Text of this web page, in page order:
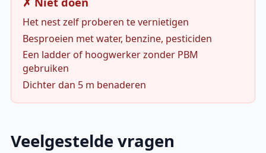
Het nest zelf proberen te vernietigen
Besproeien met water, benzine, pesticiden
Een ladder of hoogwerker zonder PBM
gebruiken
Dichter dan 5 m benaderen
Veelgestelde vragen